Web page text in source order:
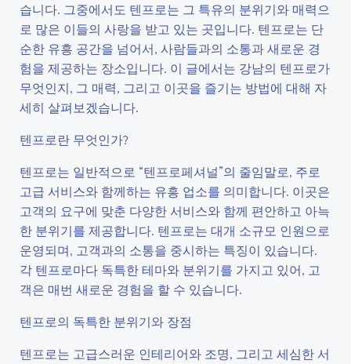
습니다. 그중에서도 텐프로는 그 특유의 분위기와 매력으
로 많은 이들의 사랑을 받고 있는 곳입니다. 텐프로는 단
순한 유흥 공간을 넘어서, 사람들과의 소통과 새로운 경
험을 제공하는 장소입니다. 이 글에서는 강남의 텐프로가
무엇인지, 그 매력, 그리고 이곳을 즐기는 방법에 대해 자
세히 살펴보겠습니다.
텐프로란 무엇인가?
텐프로는 일반적으로 “텐프로페셔널”의 줄임말로, 주로
고급 서비스와 함께하는 유흥 업소를 의미합니다. 이곳은
고객의 요구에 맞춘 다양한 서비스와 함께 편안하고 아늑
한 분위기를 제공합니다. 텐프로는 대개 소규모 인원으로
운영되며, 고객과의 소통을 중시하는 특징이 있습니다.
각 텐프로마다 독특한 테마와 분위기를 가지고 있어, 고
객은 매번 새로운 경험을 할 수 있습니다.
텐프로의 독특한 분위기와 장점
텐프로는 고급스러운 인테리어와 조명, 그리고 세심한 서